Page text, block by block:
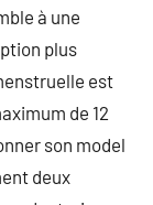
à une
plus
est
de 12
son model
deux